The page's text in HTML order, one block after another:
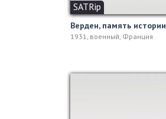
SATRip
Верден, память истории
1931, военный, Франция